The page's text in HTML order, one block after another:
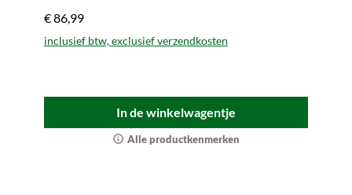
€ 86,99
inclusief btw, exclusief verzendkosten
In de winkelwagentje
Alle productkenmerken